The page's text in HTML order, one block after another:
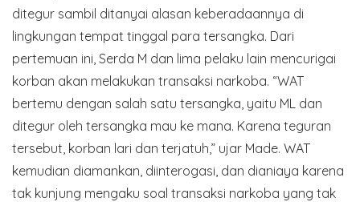
ditegur sambil ditanyai alasan keberadaannya di
lingkungan tempat tinggal para tersangka. Dari
pertemuan ini, Serda M dan lima pelaku lain mencurigai
korban akan melakukan transaksi narkoba. “WAT
bertemu dengan salah satu tersangka, yaitu ML dan
ditegur oleh tersangka mau ke mana. Karena teguran
tersebut, korban lari dan terjatuh,” ujar Made. WAT
kemudian diamankan, diinterogasi, dan dianiaya karena
tak kunjung mengaku soal transaksi narkoba yang tak